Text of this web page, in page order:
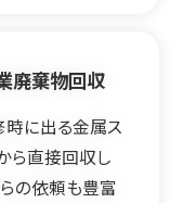
廃棄物回収
に出る金属ス
ら直接回収し
の依頼も豊富